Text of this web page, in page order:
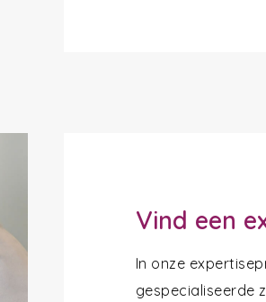
Vind een
In onze
gespecialiseerde